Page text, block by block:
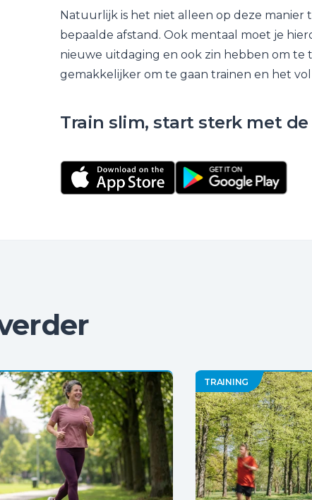
Natuurlijk is het niet alleen op deze manier
bepaalde afstand. Ook mentaal moet je
nieuwe uitdaging en ook zin hebben om te
gemakkelijker om te gaan trainen en het
Train slim, start sterk met
TRAINING